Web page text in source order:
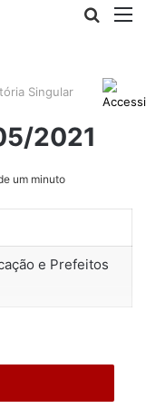
Singular
2021
um minuto
e Prefeitos